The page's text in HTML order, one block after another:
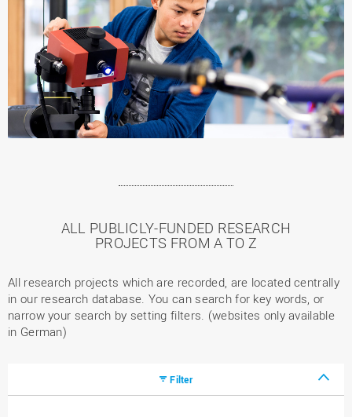
ALL PUBLICLY-FUNDED RESEARCH
PROJECTS FROM A TO Z
All research projects which are recorded, are located centrally
in our research database. You can search for key words, or
narrow your search by setting filters. (websites only available
in German)
Filter